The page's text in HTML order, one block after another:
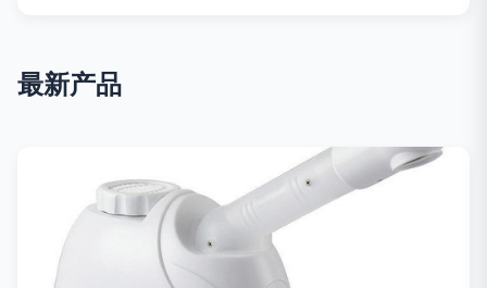
最新产品